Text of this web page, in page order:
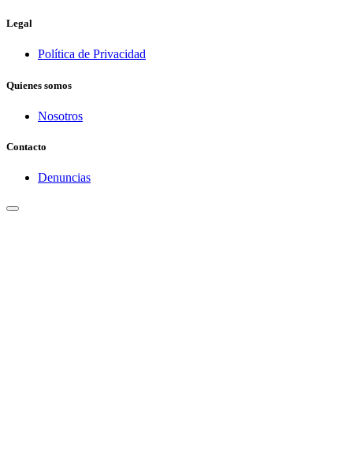
Legal
Política de Privacidad
Quienes somos
Nosotros
Contacto
Denuncias